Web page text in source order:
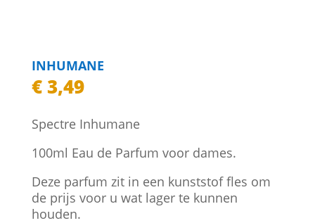
INHUMANE
€3,49
Spectre Inhumane
100ml Eau de Parfum voor dames.
Deze parfum zit in een kunststof fles om
de prijs voor u wat lager te kunnen
houden.